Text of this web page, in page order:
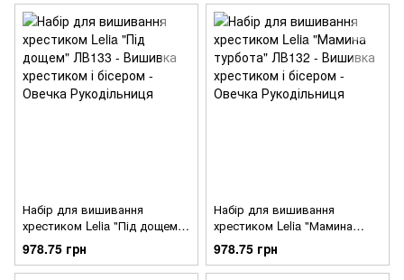
Набір для вишивання
хрестиком Lelia "Під дощем"
ЛВ133
978.75 грн
Набір для вишивання
хрестиком Lelia "Мамина
турбота" ЛВ132
978.75 грн